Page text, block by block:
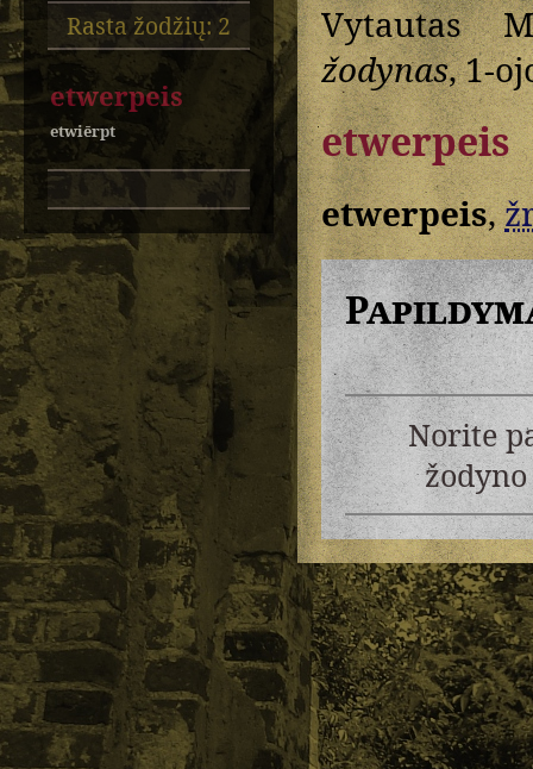
Rasta žodžių: 2
etwerpeis
etwiērpt
Vytautas
žodynas, 1-
etwerpeis
etwerpeis,
Norite